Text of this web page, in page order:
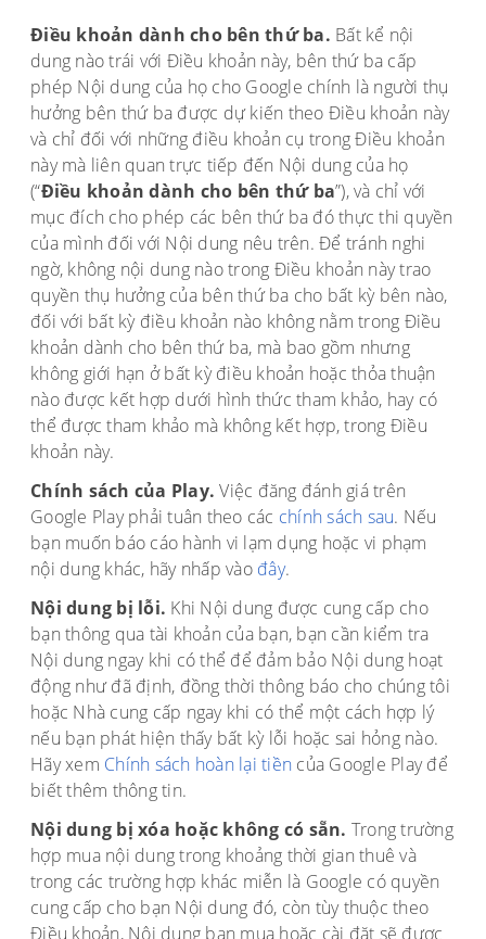
Điều khoản dành cho bên thứ ba. Bất kể nội
dung nào trái với Điều khoản này, bên thứ ba cấp
phép Nội dung của họ cho Google chính là người thụ
hưởng bên thứ ba được dự kiến theo Điều khoản này
và chỉ đối với những điều khoản cụ trong Điều khoản
này mà liên quan trực tiếp đến Nội dung của họ
(“Điều khoản dành cho bên thứ ba”), và chỉ với
mục đích cho phép các bên thứ ba đó thực thi quyền
của mình đối với Nội dung nêu trên. Để tránh nghi
ngờ, không nội dung nào trong Điều khoản này trao
quyền thụ hưởng của bên thứ ba cho bất kỳ bên nào,
đối với bất kỳ điều khoản nào không nằm trong Điều
khoản dành cho bên thứ ba, mà bao gồm nhưng
không giới hạn ở bất kỳ điều khoản hoặc thỏa thuận
nào được kết hợp dưới hình thức tham khảo, hay có
thể được tham khảo mà không kết hợp, trong Điều
khoản này.
Chính sách của Play. Việc đăng đánh giá trên
Google Play phải tuân theo các chính sách sau. Nếu
bạn muốn báo cáo hành vi lạm dụng hoặc vi phạm
nội dung khác, hãy nhấp vàođây.
Nội dung bị lỗi. Khi Nội dung được cung cấp cho
bạn thông qua tài khoản của bạn, bạn cần kiểm tra
Nội dung ngay khi có thể để đảm bảo Nội dung hoạt
động như đã định, đồng thời thông báo cho chúng tôi
hoặc Nhà cung cấp ngay khi có thể một cách hợp lý
nếu bạn phát hiện thấy bất kỳ lỗi hoặc sai hỏng nào.
Hãy xem Chính sách hoàn lại tiền của Google Play để
biết thêm thông tin.
Nội dung bị xóa hoặc không có sẵn. Trong trường
hợp mua nội dung trong khoảng thời gian thuê và
trong các trường hợp khác miễn là Google có quyền
cung cấp cho bạn Nội dung đó, còn tùy thuộc theo
Điều khoản, Nội dung bạn mua hoặc cài đặt sẽ được